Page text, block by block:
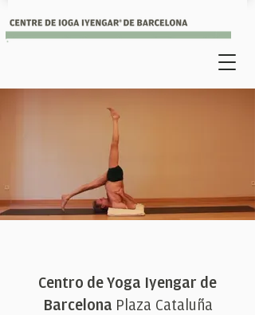
Centro de Yoga Iyengar de
Barcelona Plaza Cataluña